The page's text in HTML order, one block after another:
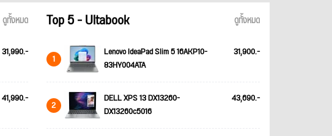
ดูทั้งหมด
31,990.-
41,990.-
Top 5 - Ultabook ดูทั้งหมด
1
Lenovo IdeaPad Slim 5 16AKP10-
83HY004ATA
31,900.-
2
DELL XPS 13 DX13260-
DX13260c5016
43,690.-